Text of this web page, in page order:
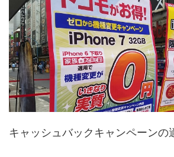
キャッシュバックキャンペーンの